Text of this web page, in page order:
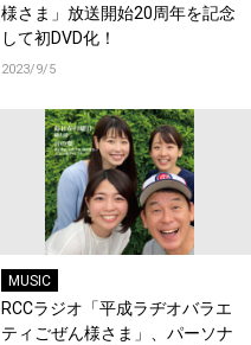
様さま」放送開始20周年を記念
して初DVD化！
2023/9/5
MUSIC
RCCラジオ「平成ラヂオバラエ
ティごぜん様さま」、パーソナ